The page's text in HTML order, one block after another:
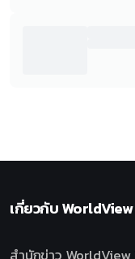
เกี่ยวกับ